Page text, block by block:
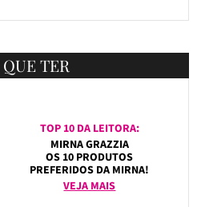
TER
TOP 10 DA LEITORA:
MIRNA GRAZZIA
OS 10 PRODUTOS
PREFERIDOS DA MIRNA!
VEJA MAIS